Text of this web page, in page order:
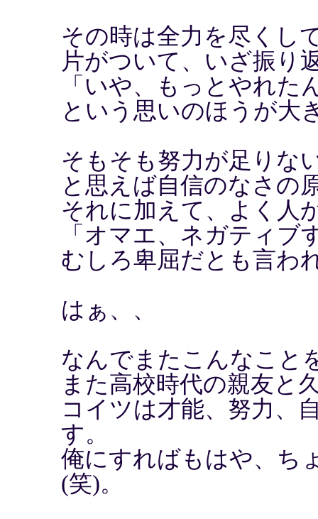
その時は全力を尽くし
片がついて、いざ振り
「いや、もっとやれた
という思いのほうが大
そもそも努力が足りな
と思えば自信のなさの
それに加えて、よく人
「オマエ、ネガティブ
むしろ卑屈だとも言わ
はぁ、、
なんでまたこんなこと
また高校時代の親友と
コイツは才能、努力、
す。
俺にすればもはや、ち
(笑)。